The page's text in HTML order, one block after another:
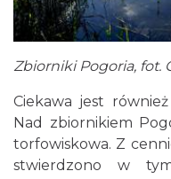
Zbiorniki Pogoria, fot.
Ciekawa jest
Nad zbiornikiem
torfowiskowa. Z
stwierdzono w